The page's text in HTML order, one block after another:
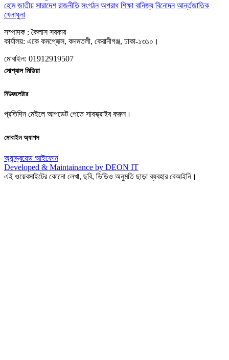
হোম জাতীয় সারাদেশ রাজনীতি সংগঠন অপরাধ শিক্ষা বানিজ্য বিনোদন আর্ন্তজাতিক
খেলাধুলা
সম্পাদক : কৈলাস সরকার
কার্যালয়: একে কমপ্লেক্স, কদমতলী, কেরানীগঞ্জ, ঢাকা-১৩১০।
মোবাইল: 01912919507
সোশ্যাল মিডিয়া
নিউজলেটার
প্রতিদিন মেইলে আপডেট পেতে সাবস্ক্রাইব করুন।
মোবাইল অ্যাপস
অ্যান্ড্রয়েড আইফোন
Developed & Maintainance by DEON IT
এই ওয়েবসাইটের কোনো লেখা, ছবি, ভিডিও অনুমতি ছাড়া ব্যবহার বেআইনি।